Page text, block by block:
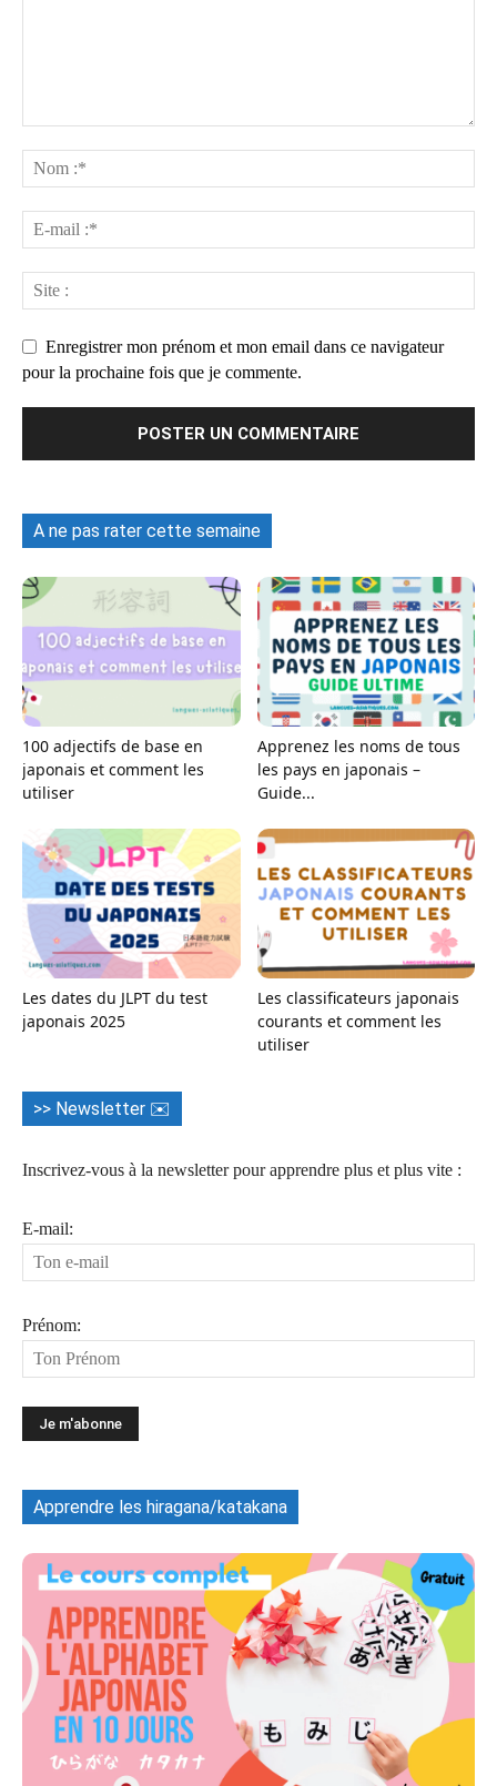
Enregistrer mon prénom et mon email dans ce navigateur
pour la prochaine fois que je commente.
A ne pas rater cette semaine
100 adjectifs de base en
japonais et comment les
utiliser
Apprenez les noms de tous
les pays en japonais –
Guide...
Les dates du JLPT du test
japonais 2025
Les classificateurs japonais
courants et comment les
utiliser
>> Newsletter ✉️
Inscrivez-vous à la newsletter pour apprendre plus et plus vite :
E-mail:
Prénom:
Apprendre les hiragana/katakana